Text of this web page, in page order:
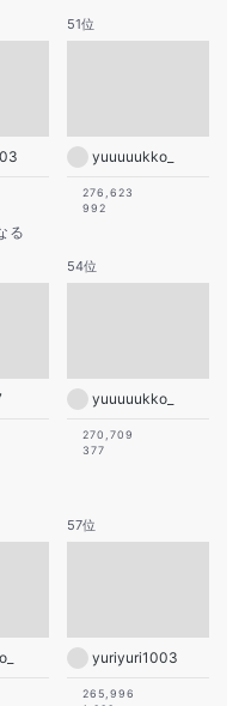
る
51位
yuuuuukko_
276,623
992
54位
yuuuuukko_
270,709
377
57位
yuriyuri1003
265,996